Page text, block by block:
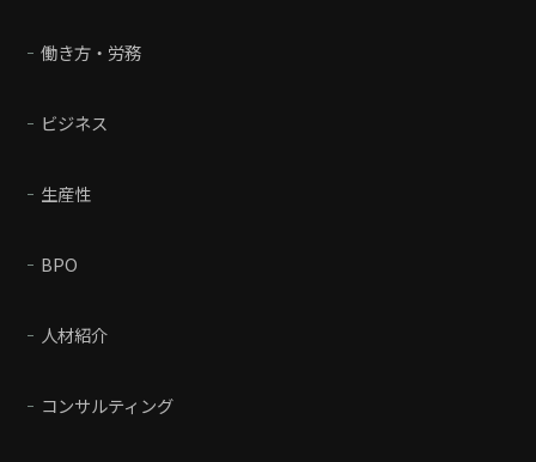
働き方・労務
ビジネス
生産性
BPO
人材紹介
コンサルティング